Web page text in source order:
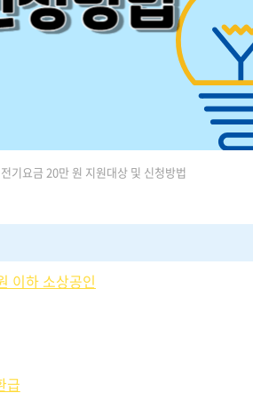
기요금 20만 원 지원대상 및 신청방법
이하 소상공인
급